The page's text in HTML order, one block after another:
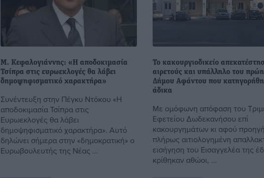
M. Kεφαλογιάννης: «Η αποδοκιμασία
Τσίπρα στις ευρωεκλογές θα λάβει
δημοψηφισματικό χαρακτήρα»
Συνέντευξη στην Πέγκυ Ντόκου «Η
αποδοκιμασία Τσίπρα στις
Ευρωεκλογές θα λάβει
δημοψηφισματικό χαρακτήρα». Αυτό
δηλώνει σήμερα στην «δημοκρατική» ο
Ευρωβουλευτής της Νέας ...
Το κακουργιοδικείο
αιρετούς και υπάλληλο του
Δήμου Αφάντου που
άδικα
Με ομόφωνη απόφαση του
Εφετείου Δωδεκανήσου επί
κακουργημάτων κι αφού
πλήρως αιτιολογημένη
εισήγηση του Εισαγγελέα της
κρίθηκαν αθώοι, ...